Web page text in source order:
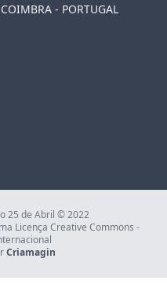
- PORTUGAL
25 de Abril © 2022
Licença Creative Commons -
Criamagin